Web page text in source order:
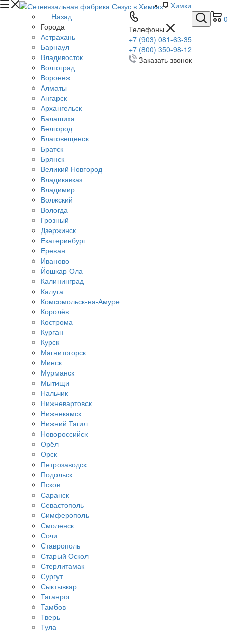
0
Телефоны
+7 (903) 081-63-35
+7 (800) 350-98-12
Заказать звонок
Химки
Назад
Города
Астрахань
Барнаул
Владивосток
Волгоград
Воронеж
Алматы
Ангарск
Архангельск
Балашиха
Белгород
Благовещенск
Братск
Брянск
Великий Новгород
Владикавказ
Владимир
Волжский
Вологда
Грозный
Дзержинск
Екатеринбург
Ереван
Иваново
Йошкар-Ола
Калининград
Калуга
Комсомольск-на-Амуре
Королёв
Кострома
Курган
Курск
Магнитогорск
Минск
Мурманск
Мытищи
Нальчик
Нижневартовск
Нижнекамск
Нижний Тагил
Новороссийск
Орёл
Орск
Петрозаводск
Подольск
Псков
Саранск
Севастополь
Симферополь
Смоленск
Сочи
Ставрополь
Старый Оскол
Стерлитамак
Сургут
Сыктывкар
Таганрог
Тамбов
Тверь
Тула